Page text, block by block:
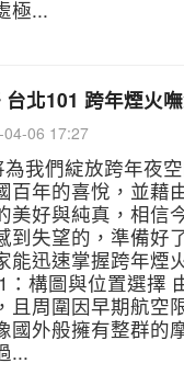
極...
北101 跨年煙火嘸
06 17:27
我們綻放跨年夜
百年的喜悅，並藉
美好與純真，相信
到失望的，準備好
能迅速掌握跨年煙
：構圖與位置選擇
且周圍因早期航空
國外般擁有整群的
...